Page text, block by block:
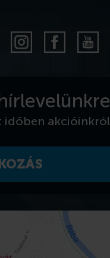
időben